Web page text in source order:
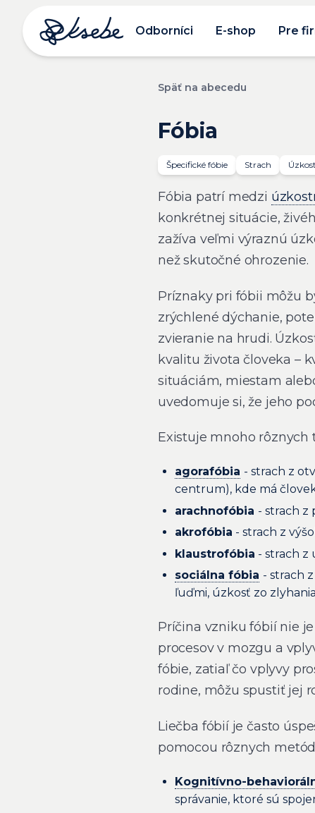
Odborníci E-shop Pre
Späť na abecedu
Fóbia
Špecifické fóbie Strach
Fóbia patrí medzi
konkrétnej situácie,
zažíva veľmi výraznú
než skutočné ohrozenie.
Príznaky pri fóbii môžu
zrýchlené dýchanie,
zvieranie na hrudi.
kvalitu života človeka –
situáciám, miestam
uvedomuje si, že jeho
Existuje mnoho rôznych
agorafóbia - strach z
centrum), kde má
arachnofóbia - strach z
akrofóbia - strach z
klaustrofóbia - strach z
sociálna fóbia - strach
ľuďmi, úzkosť zo
Príčina vzniku fóbií nie
procesov v mozgu a
fóbie, zatiaľ čo vplyvy
rodine, môžu spustiť jej
Liečba fóbií je často
pomocou rôznych
Kognitívno-
správanie, ktoré sú